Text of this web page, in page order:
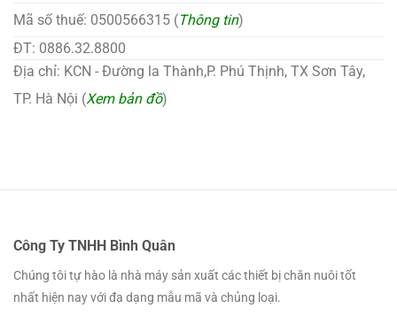
Mã số thuế: 0500566315 (Thông tin)
ĐT: 0886.32.8800
Địa chỉ: KCN - Đường la Thành,P. Phú Thịnh, TX Sơn Tây,
TP. Hà Nội (Xem bản đồ)
Công Ty TNHH Bình Quân
Chúng tôi tự hào là nhà máy sản xuất các thiết bị chăn nuôi tốt
nhất hiện nay với đa dạng mẫu mã và chủng loại.